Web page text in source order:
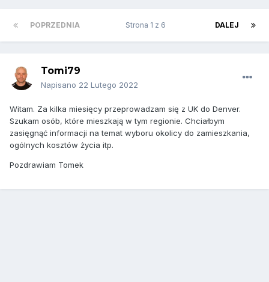
POPRZEDNIA DALEJ
Strona 1 z 6
Tomi79
Napisano 22 Lutego 2022
Witam. Za kilka miesięcy przeprowadzam się z UK do Denver.
Szukam osób, które mieszkają w tym regionie. Chciałbym
zasięgnąć informacji na temat wyboru okolicy do zamieszkania,
ogólnych kosztów życia itp.
Pozdrawiam Tomek